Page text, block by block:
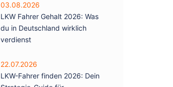
03.08.2026
LKW Fahrer Gehalt 2026: Was
du in Deutschland wirklich
verdienst
22.07.2026
LKW-Fahrer finden 2026: Dein